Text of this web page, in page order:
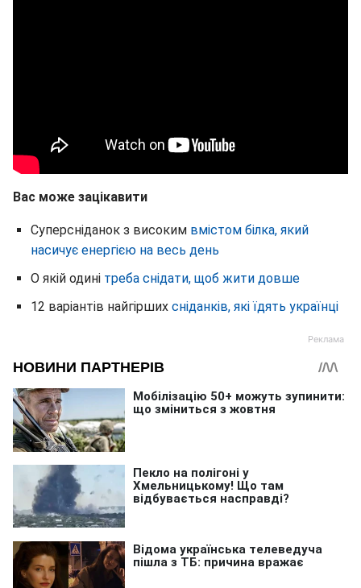
Вас може зацікавити
Суперсніданок з високим вмістом білка, який
насичує енергією на весь день
О якій одині треба снідати, щоб жити довше
12 варіантів найгірших сніданків, які їдять українці